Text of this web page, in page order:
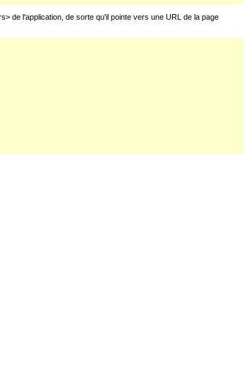
de l'application, de sorte qu'il pointe vers une URL de la page